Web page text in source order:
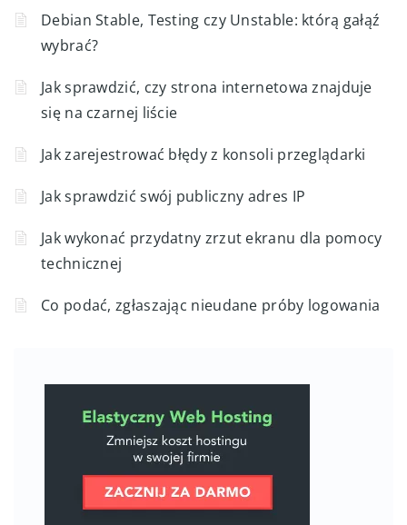
Debian Stable, Testing czy Unstable: którą gałąź
wybrać?
Jak sprawdzić, czy strona internetowa znajduje
się na czarnej liście
Jak zarejestrować błędy z konsoli przeglądarki
Jak sprawdzić swój publiczny adres IP
Jak wykonać przydatny zrzut ekranu dla pomocy
technicznej
Co podać, zgłaszając nieudane próby logowania